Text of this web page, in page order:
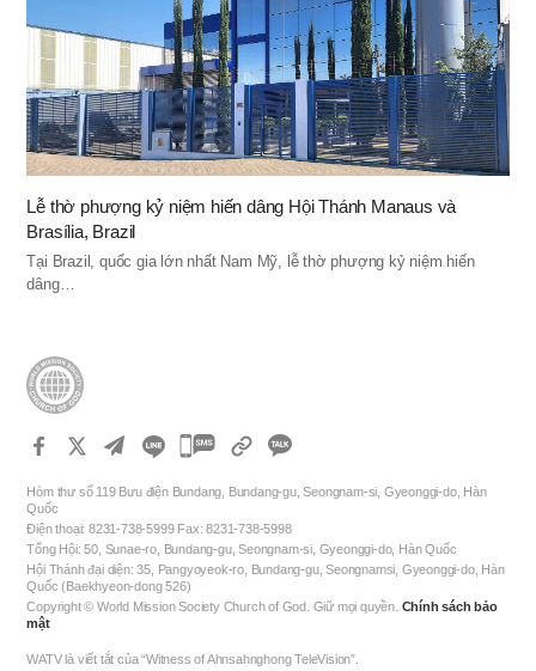
Lễ thờ phượng kỷ niệm hiến dâng Hội Thánh Manaus và
Brasília, Brazil
Tại Brazil, quốc gia lớn nhất Nam Mỹ, lễ thờ phượng kỷ niệm hiến
dâng…
카
오
톡
공
하
Hòm thư số 119 Bưu điện Bundang, Bundang-gu, Seongnam-si, Gyeonggi-do, Hàn
Quốc
Điện thoại: 8231-738-5999 Fax: 8231-738-5998
Tổng Hội: 50, Sunae-ro, Bundang-gu, Seongnam-si, Gyeonggi-do, Hàn Quốc
Hội Thánh đại diện: 35, Pangyoyeok-ro, Bundang-gu, Seongnamsi, Gyeonggi-do, Hàn
Quốc (Baekhyeon-dong 526)
Copyright © World Mission Society Church of God. Giữ mọi quyền. Chính sách bảo
mật
WATV là viết tắt của “Witness of Ahnsahnghong TeleVision”.